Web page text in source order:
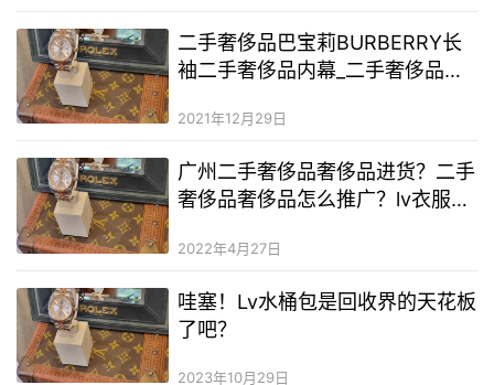
二手奢侈品巴宝莉BURBERRY长
袖二手奢侈品内幕_二手奢侈品服
2021年12月29日
广州二手奢侈品奢侈品进货？二手
奢侈品奢侈品怎么推广？lv衣服二
2022年4月27日
哇塞！Lv水桶包是回收界的天花板
了吧？
2023年10月29日